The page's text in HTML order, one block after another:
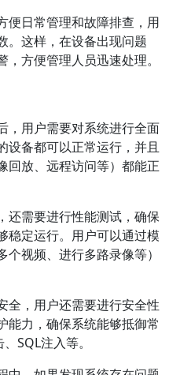
便日常管理和故障排查，用
。这样，在设备出现问题
方便管理人员迅速处理。
，用户需要对系统进行全面
设备都可以正常运行，并且
回放、远程访问等）都能正
还需要进行性能测试，确保
稳定运行。用户可以通过模
视频、进行多路录像等）
全，用户还需要进行安全性
能力，确保系统能够抵御常
SQL注入等。